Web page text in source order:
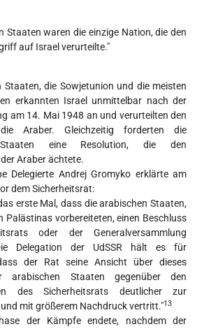
Staaten waren die einzige Nation, die den
auf Israel verurteilte."
Staaten, die Sowjetunion und die meisten
erkannten Israel unmittelbar nach der
am 14. Mai 1948 an und verurteilten den
Araber. Gleichzeitig forderten die
Staaten eine Resolution, die den
Araber ächtete.
Delegierte Andrej Gromyko erklärte am
dem Sicherheitsrat:
erste Mal, dass die arabischen Staaten,
Palästinas vorbereiteten, einen Beschluss
oder der Generalversammlung
Delegation der UdSSR hält es für
der Rat seine Ansicht über dieses
arabischen Staaten gegenüber den
des Sicherheitsrats deutlicher zur
mit größerem Nachdruck vertritt."13
der Kämpfe endete, nachdem der